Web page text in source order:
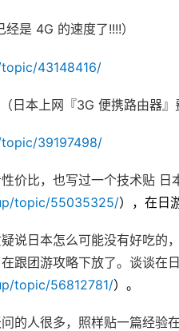
是 4G 的速度了!!!!）
43148416/
本上网『3G 便携路由器』
39197498/
价比，也写过一个技术贴 日
topic/55035325/） ，在日
说日本怎么可能没有好吃
跟团游攻略下放了。谈谈在
topic/56812781/） 。
的人很多，照样贴一篇经验